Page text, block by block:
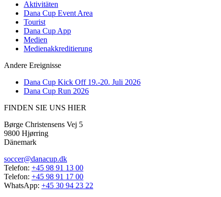
Aktivitäten
Dana Cup Event Area
Tourist
Dana Cup App
Medien
Medienakkreditierung
Andere Ereignisse
Dana Cup Kick Off 19.-20. Juli 2026
Dana Cup Run 2026
FINDEN SIE UNS HIER
Børge Christensens Vej 5
9800 Hjørring
Dänemark
soccer@danacup.dk
Telefon: +45 98 91 13 00
Telefon: +45 98 91 17 00
WhatsApp: +45 30 94 23 22